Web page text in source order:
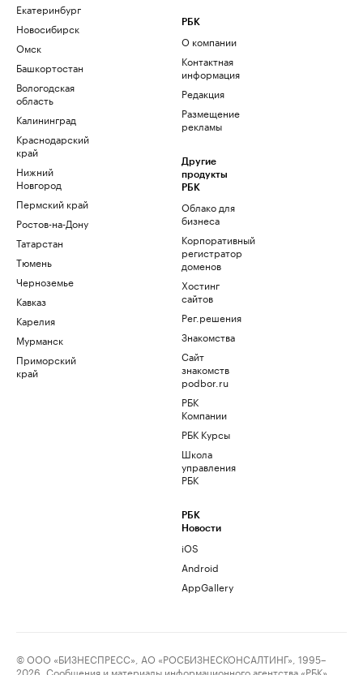
Екатеринбург
Новосибирск
Омск
Башкортостан
Вологодская
область
Калининград
Краснодарский
край
Нижний
Новгород
Пермский край
Ростов-на-Дону
Татарстан
Тюмень
Черноземье
Кавказ
Карелия
Мурманск
Приморский
край
РБК
О компании
Контактная
информация
Редакция
Размещение
рекламы
Другие
продукты
РБК
Облако для
бизнеса
Корпоративный
регистратор
доменов
Хостинг
сайтов
Рег.решения
Знакомства
Сайт
знакомств
podbor.ru
РБК
Компании
РБК Курсы
Школа
управления
РБК
РБК
Новости
iOS
Android
AppGallery
© ООО «БИЗНЕСПРЕСС», АО «РОСБИЗНЕСКОНСАЛТИНГ», 1995–
2026. Сообщения и материалы информационного агентства «РБК»